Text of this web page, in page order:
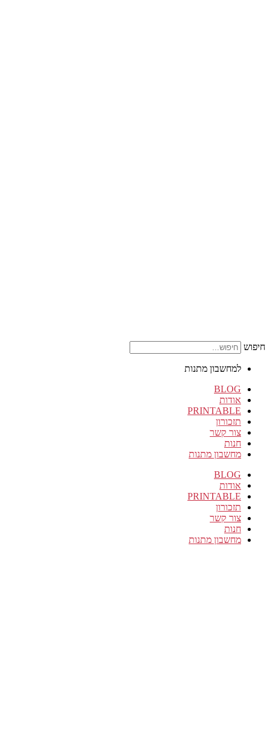
חיפוש
למחשבון מתנות
BLOG
אודות
PRINTABLE
תזכורון
צור קשר
חנות
מחשבון מתנות
BLOG
אודות
PRINTABLE
תזכורון
צור קשר
חנות
מחשבון מתנות